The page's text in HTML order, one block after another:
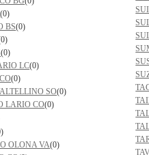
(0)
BS(0)
(0)
LC(0)
(0)
SO(0)
LARIO CO(0)
OLONA VA(0)